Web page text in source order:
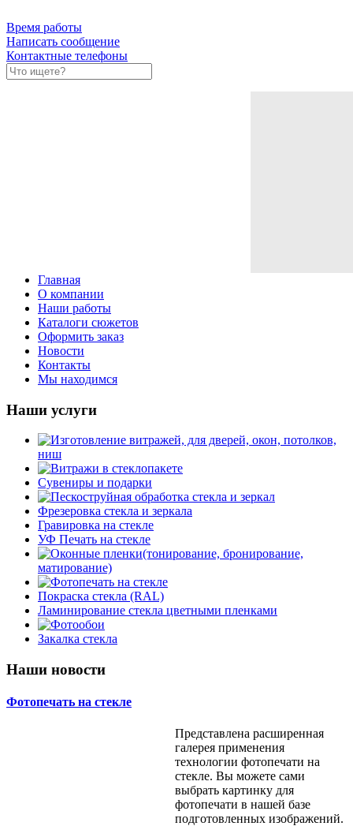
Время работы
Написать сообщение
Контактные телефоны
Главная
О компании
Наши работы
Каталоги сюжетов
Оформить заказ
Новости
Контакты
Мы находимся
Наши услуги
Изготовление витражей, для дверей, окон, потолков,
ниш
Кухонные витражи
Заливной витраж
Потолочный витраж
Витражи в стеклопакете
Примеры работ Витраж в стеклопакете
Сувениры и подарки
Пескоструйная обработка стекла и зеркал
Пескоструйная обработка стекла и зеркал (каталог)
Фрезеровка стекла и зеркала
Гравировка на стекле
УФ Печать на стекле
Оконные пленки(тонирование, бронирование,
матирование)
Ударопрочные пленки
Зеркальные пленки
Тонирование
Матовые и декоративные пленки
Фотопечать на стекле
Комбинированные шкафы-купе картинки
Архитектура
Города
Море
Пейзажи
Разное
Шкафы-купе картинки
Абстракция
Архитектура
Города
Природа
Скинали картинки
Города
Море
Небо
Покраска стекла (RAL)
Ламинирование стекла цветными пленками
Фотообои
Фотообои на дверь
Закалка стекла
Наши новости
Фотопечать на стекле
Представлена расширенная
галерея применения
технологии фотопечати на
стекле. Вы можете сами
выбрать картинку для
фотопечати в нашей базе
подготовленных изображений.